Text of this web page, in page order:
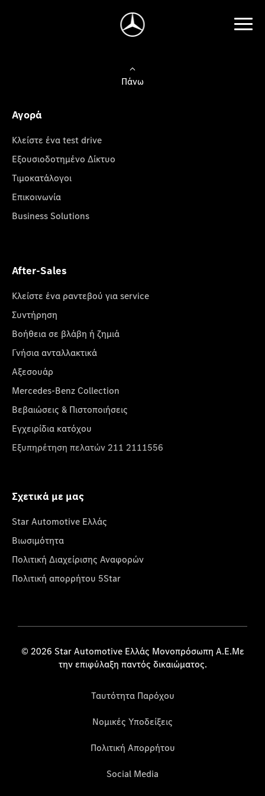
Πάνω
Αγορά
Κλείστε ένα test drive
Εξουσιοδοτημένο Δίκτυο
Τιμοκατάλογοι
Επικοινωνία
Business Solutions
After-Sales
Κλείστε ένα ραντεβού για service
Συντήρηση
Βοήθεια σε βλάβη ή ζημιά
Γνήσια ανταλλακτικά
Αξεσουάρ
Mercedes-Benz Collection
Βεβαιώσεις & Πιστοποιήσεις
Εγχειρίδια κατόχου
Εξυπηρέτηση πελατών 211 2111556
Σχετικά με μας
Star Automotive Ελλάς
Βιωσιμότητα
Πολιτική Διαχείρισης Αναφορών
Πολιτική απορρήτου 5Star
© 2026 Star Automotive Ελλάς Μονοπρόσωπη Α.Ε.Με
την επιφύλαξη παντός δικαιώματος.
Ταυτότητα Παρόχου
Νομικές Υποδείξεις
Πολιτική Απορρήτου
Social Media